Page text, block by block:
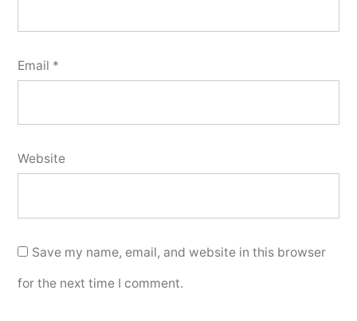
Email *
Website
Save my name, email, and website in this browser
for the next time I comment.